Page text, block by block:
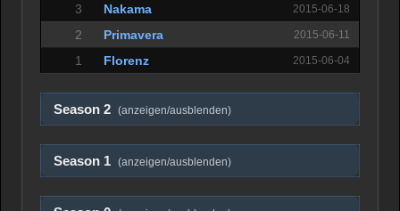
3 Nakama 2015-06-18
2 Primavera 2015-06-11
1 Florenz 2015-06-04
Season 2 (anzeigen/ausblenden)
Season 1 (anzeigen/ausblenden)